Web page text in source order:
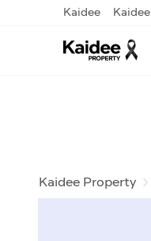
Kaidee
Kaidee Property